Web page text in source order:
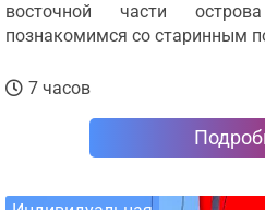
восточной части
познакомимся со старинным
7 часов